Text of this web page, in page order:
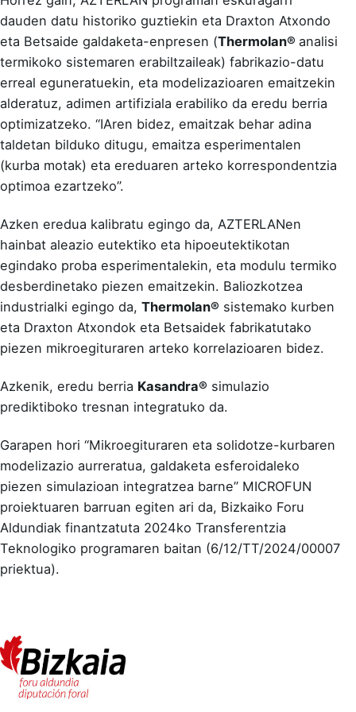
dauden datu historiko guztiekin eta Draxton Atxondo
eta Betsaide galdaketa-enpresen (Thermolan® analisi
termikoko sistemaren erabiltzaileak) fabrikazio-datu
erreal eguneratuekin, eta modelizazioaren emaitzekin
alderatuz, adimen artifiziala erabiliko da eredu berria
optimizatzeko. “IAren bidez, emaitzak behar adina
taldetan bilduko ditugu, emaitza esperimentalen
(kurba motak) eta ereduaren arteko korrespondentzia
optimoa ezartzeko”.
Azken eredua kalibratu egingo da, AZTERLANen
hainbat aleazio eutektiko eta hipoeutektikotan
egindako proba esperimentalekin, eta modulu termiko
desberdinetako piezen emaitzekin. Baliozkotzea
industrialki egingo da, Thermolan® sistemako kurben
eta Draxton Atxondok eta Betsaidek fabrikatutako
piezen mikroegituraren arteko korrelazioaren bidez.
Azkenik, eredu berria Kasandra® simulazio
prediktiboko tresnan integratuko da.
Garapen hori “Mikroegituraren eta solidotze-kurbaren
modelizazio aurreratua, galdaketa esferoidaleko
piezen simulazioan integratzea barne” MICROFUN
proiektuaren barruan egiten ari da, Bizkaiko Foru
Aldundiak finantzatuta 2024ko Transferentzia
Teknologiko programaren baitan (6/12/TT/2024/00007
priektua).